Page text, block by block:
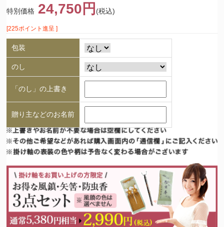
特別価格 24,750円 (税込)
[225ポイント進呈 ]
包装
のし
「のし」の上書き
贈り主などのお名前